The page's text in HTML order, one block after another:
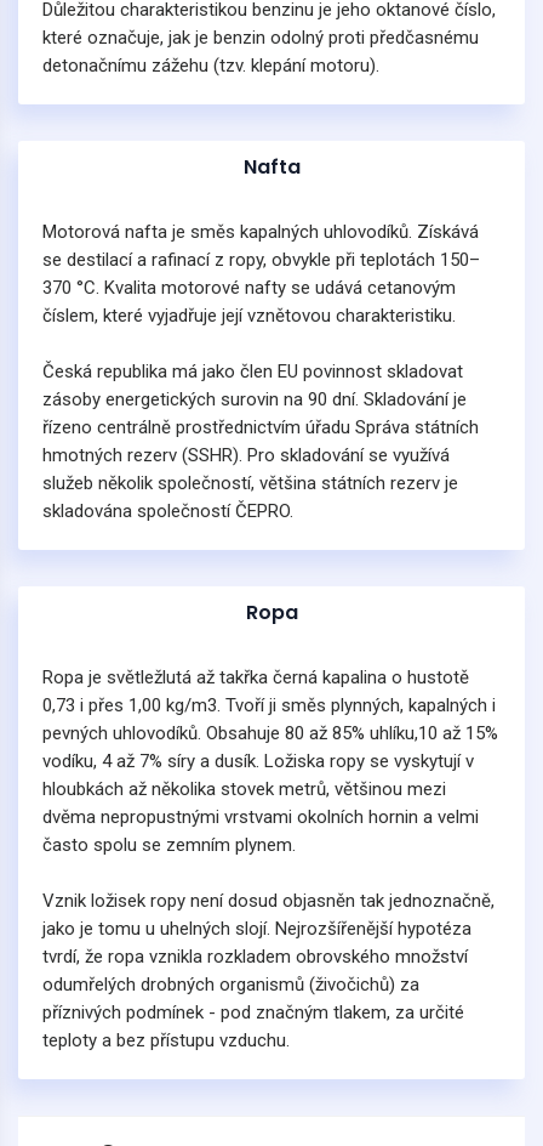
Důležitou charakteristikou benzinu je jeho oktanové číslo,
které označuje, jak je benzin odolný proti předčasnému
detonačnímu zážehu (tzv. klepání motoru).
Nafta
Motorová nafta je směs kapalných uhlovodíků. Získává
se destilací a rafinací z ropy, obvykle při teplotách 150–
370 °C. Kvalita motorové nafty se udává cetanovým
číslem, které vyjadřuje její vznětovou charakteristiku.
Česká republika má jako člen EU povinnost skladovat
zásoby energetických surovin na 90 dní. Skladování je
řízeno centrálně prostřednictvím úřadu Správa státních
hmotných rezerv (SSHR). Pro skladování se využívá
služeb několik společností, většina státních rezerv je
skladována společností ČEPRO.
Ropa
Ropa je světležlutá až takřka černá kapalina o hustotě
0,73 i přes 1,00 kg/m3. Tvoří ji směs plynných, kapalných i
pevných uhlovodíků. Obsahuje 80 až 85% uhlíku,10 až 15%
vodíku, 4 až 7% síry a dusík. Ložiska ropy se vyskytují v
hloubkách až několika stovek metrů, většinou mezi
dvěma nepropustnými vrstvami okolních hornin a velmi
často spolu se zemním plynem.
Vznik ložisek ropy není dosud objasněn tak jednoznačně,
jako je tomu u uhelných slojí. Nejrozšířenější hypotéza
tvrdí, že ropa vznikla rozkladem obrovského množství
odumřelých drobných organismů (živočichů) za
příznivých podmínek - pod značným tlakem, za určité
teploty a bez přístupu vzduchu.